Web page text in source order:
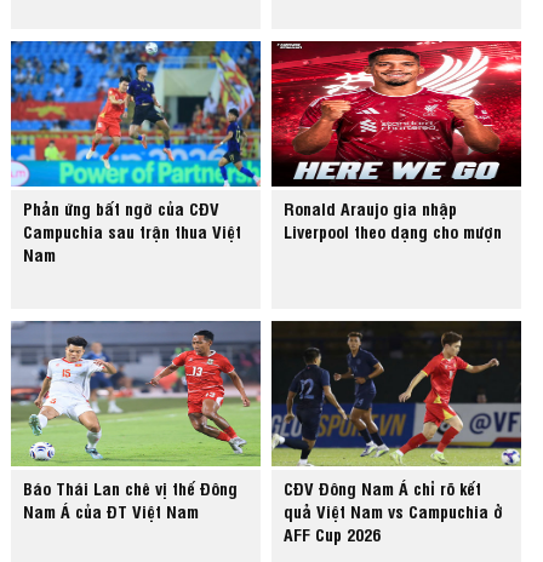
Phản ứng bất ngờ của CĐV
Campuchia sau trận thua Việt
Nam
Ronald Araujo gia nhập
Liverpool theo dạng cho mượn
Báo Thái Lan chê vị thế Đông
Nam Á của ĐT Việt Nam
CĐV Đông Nam Á chỉ rõ kết
quả Việt Nam vs Campuchia ở
AFF Cup 2026